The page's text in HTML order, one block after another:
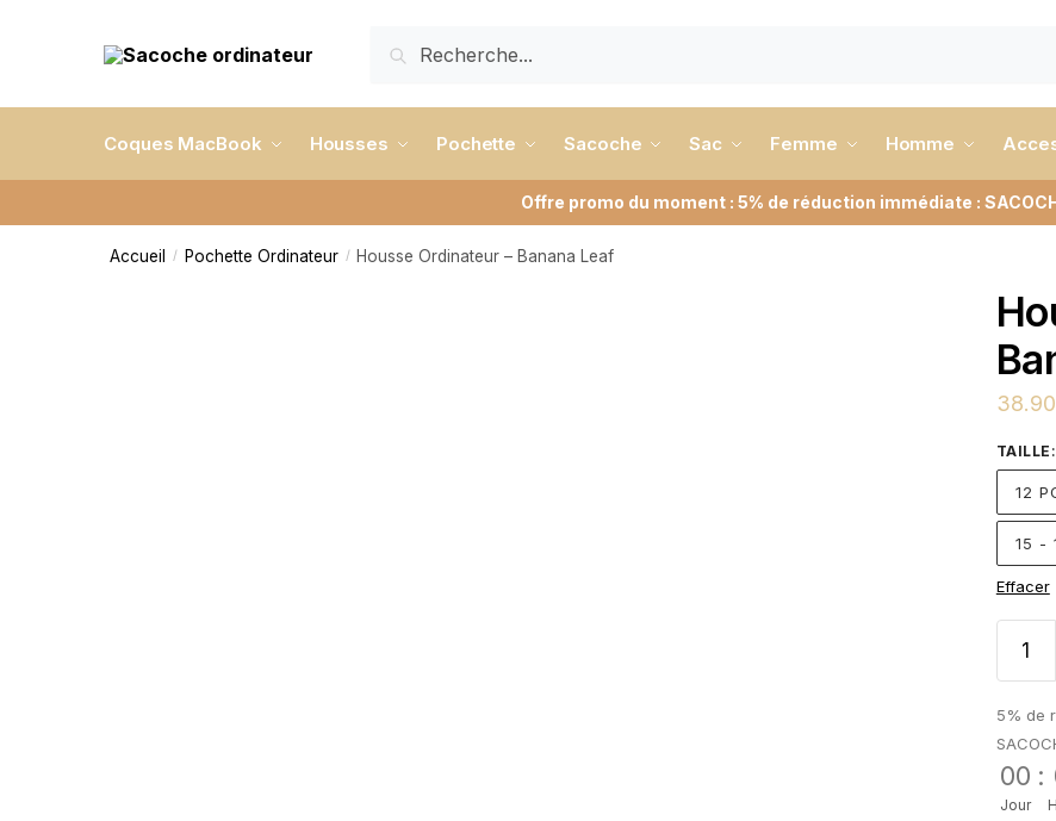
Coques MacBook Housses Pochette Sacoche Sac Femme Homme
Offre promo du moment : 5% de réduction immédiate :
Accueil / Pochette Ordinateur / Housse Ordinateur – Banana Leaf
38.90
TAILLE :
12
15 -
Effacer
5% de
00
Jour
: